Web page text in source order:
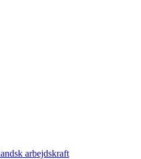
arbejdskraft